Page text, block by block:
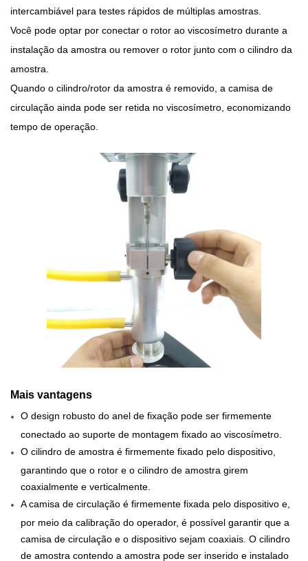
intercambiável para testes rápidos de múltiplas amostras.
Você pode optar por conectar o rotor ao viscosímetro durante a
instalação da amostra ou remover o rotor junto com o cilindro da
amostra.
Quando o cilindro/rotor da amostra é removido, a camisa de
circulação ainda pode ser retida no viscosímetro, economizando
tempo de operação.
Mais vantagens
O design robusto do anel de fixação pode ser firmemente
conectado ao suporte de montagem fixado ao viscosímetro.
O cilindro de amostra é firmemente fixado pelo dispositivo,
garantindo que o rotor e o cilindro de amostra girem
coaxialmente e verticalmente.
A camisa de circulação é firmemente fixada pelo dispositivo e,
por meio da calibração do operador, é possível garantir que a
camisa de circulação e o dispositivo sejam coaxiais. O cilindro
de amostra contendo a amostra pode ser inserido e instalado